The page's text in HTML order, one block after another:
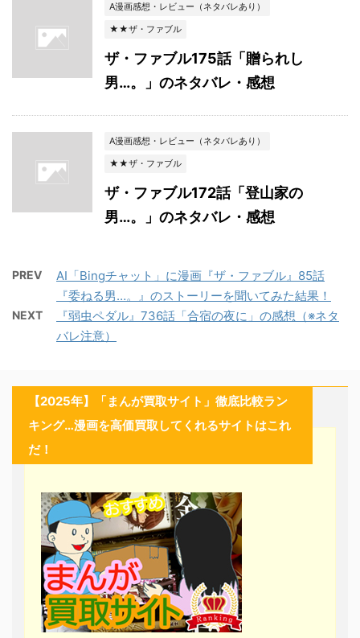
A漫画感想・レビュー（ネタバレあり）
★★ザ・ファブル
ザ・ファブル175話「贈られし
男…。」のネタバレ・感想
A漫画感想・レビュー（ネタバレあり）
★★ザ・ファブル
ザ・ファブル172話「登山家の
男…。」のネタバレ・感想
PREV
AI「Bingチャット」に漫画『ザ・ファブル』85話
『委ねる男…。』のストーリーを聞いてみた結果！
NEXT
『弱虫ペダル』736話「合宿の夜に」の感想（※ネタ
バレ注意）
【2025年】「まんが買取サイト」徹底比較ラン
キング…漫画を高価買取してくれるサイトはこれ
だ！